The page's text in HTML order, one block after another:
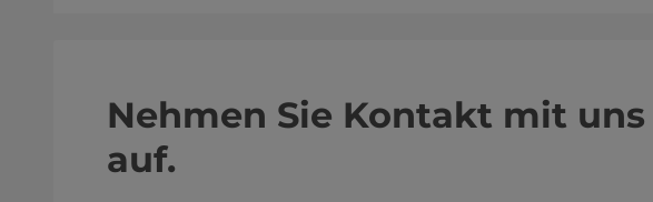
Nehmen Sie Kontakt mit uns
auf.